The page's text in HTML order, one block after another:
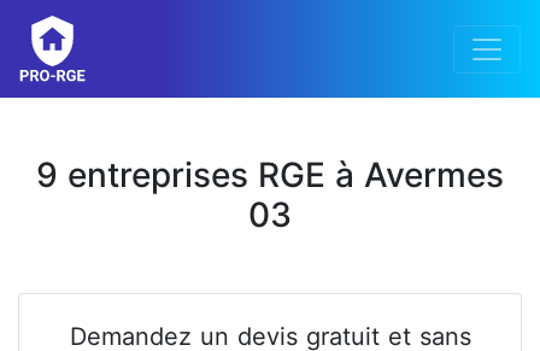
9 entreprises RGE à Avermes
03
Demandez un devis gratuit et sans